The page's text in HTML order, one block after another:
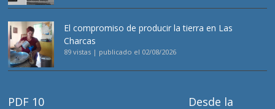
El compromiso de producir la tierra en Las
Charcas
89 vistas | publicado el 02/08/2026
PDF 10
Desde la